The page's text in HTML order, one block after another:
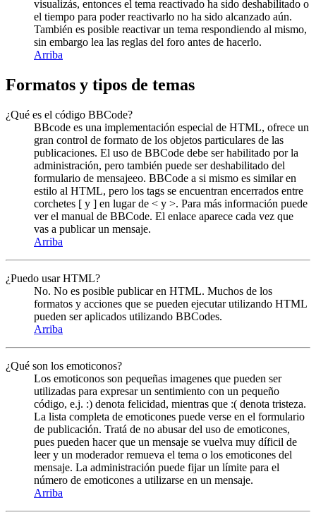
visualizás, entonces el tema reactivado ha sido deshabilitado o
el tiempo para poder reactivarlo no ha sido alcanzado aún.
También es posible reactivar un tema respondiendo al mismo,
sin embargo lea las reglas del foro antes de hacerlo.
Arriba
Formatos y tipos de temas
¿Qué es el código BBCode?
BBcode es una implementación especial de HTML, ofrece un
gran control de formato de los objetos particulares de las
publicaciones. El uso de BBCode debe ser habilitado por la
administración, pero también puede ser deshabilitado del
formulario de mensajeeo. BBCode a si mismo es similar en
estilo al HTML, pero los tags se encuentran encerrados entre
corchetes [ y ] en lugar de < y >. Para más información puede
ver el manual de BBCode. El enlace aparece cada vez que
vas a publicar un mensaje.
Arriba
¿Puedo usar HTML?
No. No es posible publicar en HTML. Muchos de los
formatos y acciones que se pueden ejecutar utilizando HTML
pueden ser aplicados utilizando BBCodes.
Arriba
¿Qué son los emoticonos?
Los emoticonos son pequeñas imagenes que pueden ser
utilizadas para expresar un sentimiento con un pequeño
código, e.j. :) denota felicidad, mientras que :( denota tristeza.
La lista completa de emoticones puede verse en el formulario
de publicación. Tratá de no abusar del uso de emoticones,
pues pueden hacer que un mensaje se vuelva muy díficil de
leer y un moderador remueva el tema o los emoticones del
mensaje. La administración puede fijar un límite para el
número de emoticones a utilizarse en un mensaje.
Arriba